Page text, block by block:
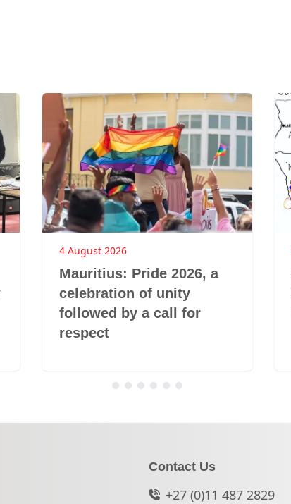
4 August 2026
Mauritius: Pride 2026, a
celebration of unity
followed by a call for
respect
Contact Us
+27 (0)11 487 2829